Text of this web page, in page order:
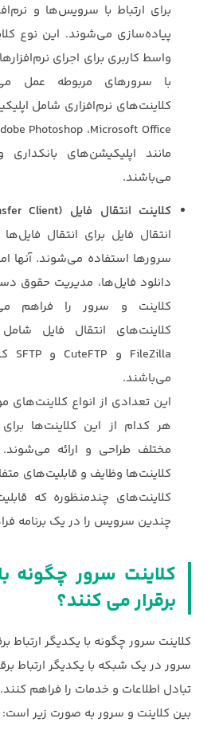
برای ارتباط با سرویس‌ها و
پیاده‌سازی می‌شوند. این نوع
واسط ‏کاربری برای اجرای
با سرورهای مربوطه عمل
کلاینت‌های نرم‌افزاری شامل
مانند اپلیکیشن‌های
‏می‌باشند.‏
کلاینت انتقال فایل (‏File Transfer Client‏):
انتقال فایل برای انتقال
سرورها استفاده می‌شوند. آنها
دانلود فایل‌ها، مدیریت ‏حقوق
کلاینت و سرور را فراهم
‏می‌باشند.‏
این تعدادی از انواع
هر کدام از این کلاینت‌ها
مختلف طراحی و ارائه
کلاینت‌ها وظایف و قابلیت‌های
کلاینت‌های چندمنظوره که
چندین سرویس را در ‏یک برنامه
کلاینت سرور چگونه
برقرار می کنند؟
کلاینت سرور چگونه با یکدیگر ارتباط
سرور در یک شبکه با یکدیگر ارتباط
تبادل اطلاعات و خدمات را فراهم ‏کنند.
بین کلاینت و سرور به صورت زیر است:‏